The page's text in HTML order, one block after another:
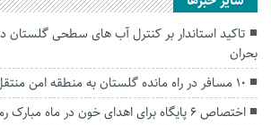
تاکید استاندار بر کنترل آب های سطحی
بحران
۱۰ مسافر در راه مانده گلستان به منطقه امن منتقل شدند
اختصاص ۶ پایگاه برای اهدای خون در ماه مبارک رمضان